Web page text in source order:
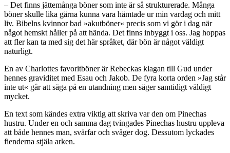
– Det finns jättemånga böner som inte är så strukturerade. Många
böner skulle lika gärna kunna vara hämtade ur min vardag och mitt
liv. Bibelns kvinnor bad »akutböner« precis som vi gör i dag när
något hemskt håller på att hända. Det finns inbyggt i oss. Jag hoppas
att fler kan ta med sig det här språket, där bön är något väldigt
naturligt.
En av Charlottes favoritböner är Rebeckas klagan till Gud under
hennes graviditet med Esau och Jakob. De fyra korta orden »Jag står
inte ut« går att säga på en utandning men säger samtidigt väldigt
mycket.
En text som kändes extra viktig att skriva var den om Pinechas
hustru. Under en och samma dag tvingades Pinechas hustru upp­leva
att både hennes man, svärfar och svåger dog. Dessutom lyckades
fienderna stjäla arken.